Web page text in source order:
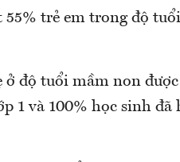
trẻ em trong độ
độ tuổi mầm non
1 và 100% học sinh